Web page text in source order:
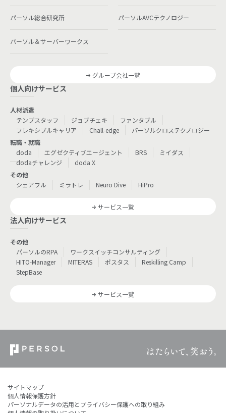
パーソル総合研究所 パーソルAVCテクノロジー
パーソル＆サーバーワークス
グループ会社一覧
個人向けサービス
人材派遣
テンプスタッフ
ジョブチェキ
ファンタブル
フレキシブルキャリア
Chall-edge
パーソルクロステクノロジー
転職・就職
doda
エグゼクティブエージェント BRS
ミイダス
dodaチャレンジ
doda X
その他
シェアフル
ミラトレ Neuro Dive HiPro
サービス一覧
法人向けサービス
その他
パーソルのRPA
ワークスイッチコンサルティング
HITO-Manager
MITERAS ポスタス
Reskilling Camp
StepBase
サービス一覧
サイトマップ
個人情報保護方針
パーソナルデータの活用とプライバシー保護への取り組み